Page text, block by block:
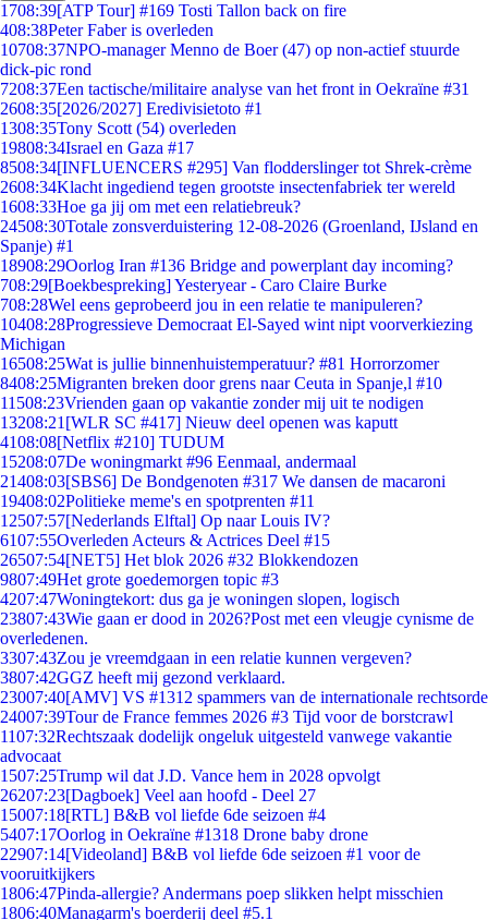
1708:39[ATP Tour] #169 Tosti Tallon back on fire
408:38Peter Faber is overleden
10708:37NPO-manager Menno de Boer (47) op non-actief stuurde
dick-pic rond
7208:37Een tactische/militaire analyse van het front in Oekraïne #31
2608:35[2026/2027] Eredivisietoto #1
1308:35Tony Scott (54) overleden
19808:34Israel en Gaza #17
8508:34[INFLUENCERS #295] Van flodderslinger tot Shrek-crème
2608:34Klacht ingediend tegen grootste insectenfabriek ter wereld
1608:33Hoe ga jij om met een relatiebreuk?
24508:30Totale zonsverduistering 12-08-2026 (Groenland, IJsland en
Spanje) #1
18908:29Oorlog Iran #136 Bridge and powerplant day incoming?
708:29[Boekbespreking] Yesteryear - Caro Claire Burke
708:28Wel eens geprobeerd jou in een relatie te manipuleren?
10408:28Progressieve Democraat El-Sayed wint nipt voorverkiezing
Michigan
16508:25Wat is jullie binnenhuistemperatuur? #81 Horrorzomer
8408:25Migranten breken door grens naar Ceuta in Spanje,l #10
11508:23Vrienden gaan op vakantie zonder mij uit te nodigen
13208:21 [WLR SC #417] Nieuw deel openen was kaputt
4108:08[Netflix #210] TUDUM
15208:07De woningmarkt #96 Eenmaal, andermaal
21408:03[SBS6] De Bondgenoten #317 We dansen de macaroni
19408:02Politieke meme's en spotprenten #11
12507:57[Nederlands Elftal] Op naar Louis IV?
6107:55Overleden Acteurs & Actrices Deel #15
26507:54[NET5] Het blok 2026 #32 Blokkendozen
9807:49Het grote goedemorgen topic #3
4207:47Woningtekort: dus ga je woningen slopen, logisch
23807:43Wie gaan er dood in 2026?Post met een vleugje cynisme de
overledenen.
3307:43Zou je vreemdgaan in een relatie kunnen vergeven?
3807:42GGZ heeft mij gezond verklaard.
23007:40[AMV] VS #1312 spammers van de internationale rechtsorde
24007:39Tour de France femmes 2026 #3 Tijd voor de borstcrawl
1107:32Rechtszaak dodelijk ongeluk uitgesteld vanwege vakantie
advocaat
1507:25Trump wil dat J.D. Vance hem in 2028 opvolgt
26207:23[Dagboek] Veel aan hoofd - Deel 27
15007:18[RTL] B&B vol liefde 6de seizoen #4
5407:17Oorlog in Oekraïne #1318 Drone baby drone
22907:14[Videoland] B&B vol liefde 6de seizoen #1 voor de
vooruitkijkers
1806:47Pinda-allergie? Andermans poep slikken helpt misschien
1806:40Managarm's boerderij deel #5.1